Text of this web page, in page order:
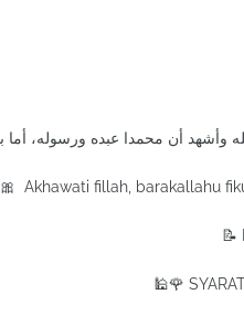
🎀 Akhawati fillah, barakallahu
📝
🕌🌹